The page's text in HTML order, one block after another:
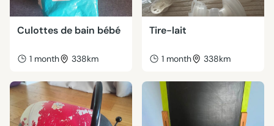
Culottes de bain bébé
1 month 338km
Tire-lait
1 month 338km